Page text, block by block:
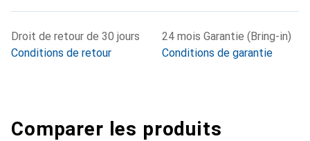
Droit de retour de 30 jours
Conditions de retour
24 mois Garantie (Bring-in)
Conditions de garantie
Comparer les produits